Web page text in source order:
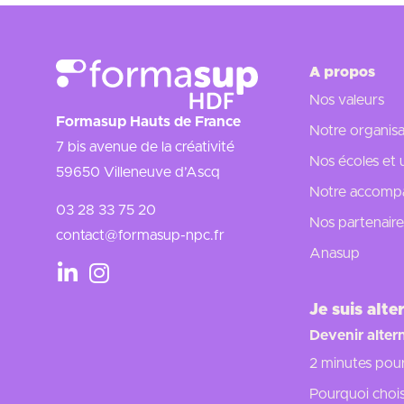
Formasup Hauts de France
7 bis avenue de la créativité
59650 Villeneuve d’Ascq
03 28 33 75 20
contact@formasup-npc.fr
A propos
Nos valeurs
Notre
Nos écoles et
Notre
Nos
Anasup
Je suis
Devenir
2 minutes
Pourquoi